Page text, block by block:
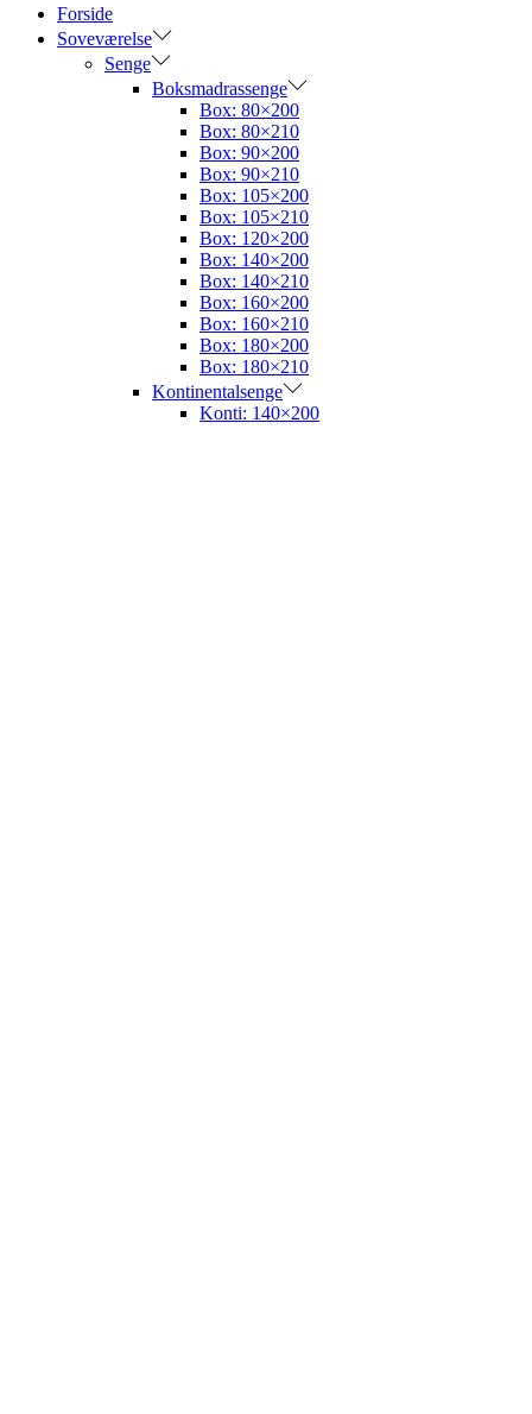
Forside
Soveværelse
Senge
Boksmadrassenge
Box: 80×200
Box: 80×210
Box: 90×200
Box: 90×210
Box: 105×200
Box: 105×210
Box: 120×200
Box: 140×200
Box: 140×210
Box: 160×200
Box: 160×210
Box: 180×200
Box: 180×210
Kontinentalsenge
Konti: 140×200